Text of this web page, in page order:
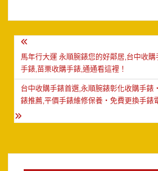
文
章
導
覽
馬年行大運 永順腕錶您的好鄰居,台中收
手錶,苗栗收購手錶,通通看這裡！
台中收購手錶首選,永順腕錶彰化收購手錶
錶推薦,平價手錶維修保養・免費更換手錶